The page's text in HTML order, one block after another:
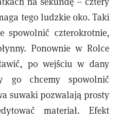
tego ludzkie oko. Taki
spowolnić czterokrotnie,
Ponownie w Rolce
po wejściu w dany
go chcemy spowolnić
suwaki pozwalają prosty
materiał. Efekt